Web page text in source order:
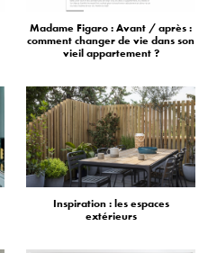
Madame Figaro : Avant / après :
comment changer de vie dans son
vieil appartement ?
Inspiration : les espaces
extérieurs